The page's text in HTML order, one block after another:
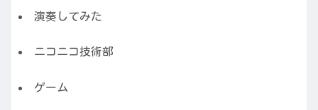
演奏してみた
ニコニコ技術部
ゲーム